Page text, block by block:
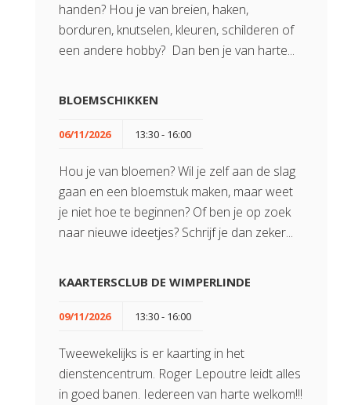
handen? Hou je van breien, haken,
borduren, knutselen, kleuren, schilderen of
een andere hobby? Dan ben je van harte...
BLOEMSCHIKKEN
06/11/2026 13:30 - 16:00
Hou je van bloemen? Wil je zelf aan de slag
gaan en een bloemstuk maken, maar weet
je niet hoe te beginnen? Of ben je op zoek
naar nieuwe ideetjes? Schrijf je dan zeker...
KAARTERSCLUB DE WIMPERLINDE
09/11/2026 13:30 - 16:00
Tweewekelijks is er kaarting in het
dienstencentrum. Roger Lepoutre leidt alles
in goed banen. Iedereen van harte welkom!!!